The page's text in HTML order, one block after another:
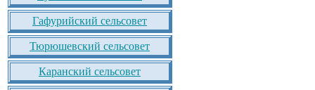
Гафурийский сельсовет
Тюрюшевский сельсовет
Каранский сельсовет